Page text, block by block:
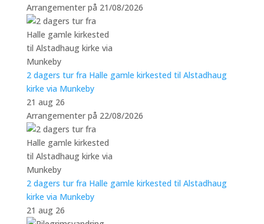
Arrangementer på 21/08/2026
2 dagers tur fra Halle gamle kirkested til Alstadhaug
kirke via Munkeby
21 aug 26
Arrangementer på 22/08/2026
2 dagers tur fra Halle gamle kirkested til Alstadhaug
kirke via Munkeby
21 aug 26